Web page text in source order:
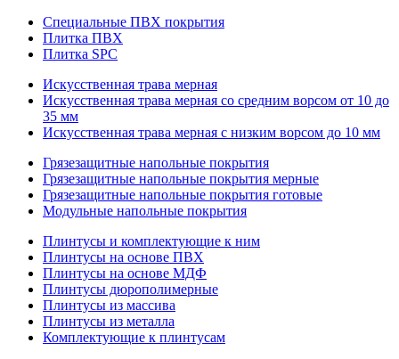
Специальные ПВХ покрытия
Плитка ПВХ
Плитка SPC
Искуccтвенная трава мерная
Искусственная трава мерная со средним ворсом от 10 до
35 мм
Искусственная трава мерная с низким ворсом до 10 мм
Грязезащитные напольные покрытия
Грязезащитные напольные покрытия мерные
Грязезащитные напольные покрытия готовые
Модульные напольные покрытия
Плинтусы и комплектующие к ним
Плинтусы на основе ПВХ
Плинтусы на основе МДФ
Плинтусы дюрополимерные
Плинтусы из массива
Плинтусы из металла
Комплектующие к плинтусам